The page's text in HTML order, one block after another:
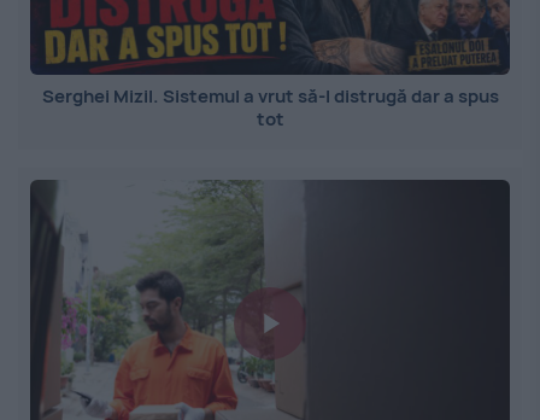
Serghei Mizil. Sistemul a vrut să-l distrugă dar a spus
tot